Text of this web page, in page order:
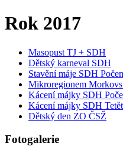
Rok 2017
Masopust TJ + SDH
Dětský karneval SDH
Stavění máje SDH
Mikroregionem
Kácení májky SDH
Kácení májky SDH
Dětský den ZO ČSŽ
Fotogalerie